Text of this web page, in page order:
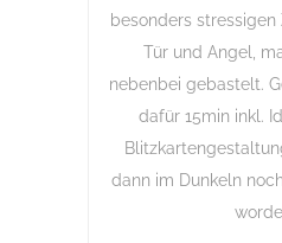
besonders
Tür und Angel,
nebenbei gebastelt.
dafür 15min inkl.
dann im Dunkeln